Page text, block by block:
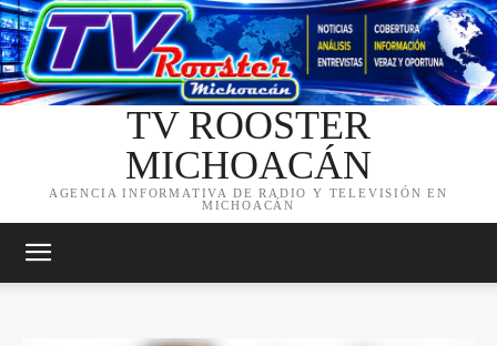
TV ROOSTER
MICHOACÁN
AGENCIA INFORMATIVA DE RADIO Y TELEVISIÓN EN
MICHOACÁN